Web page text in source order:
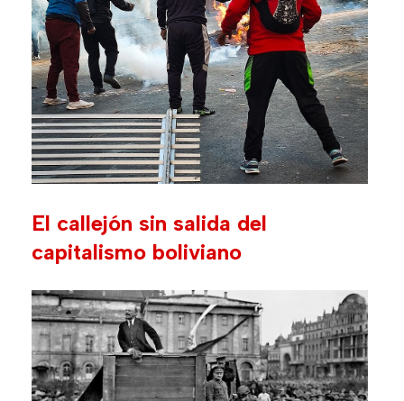
El callejón sin salida del
capitalismo boliviano